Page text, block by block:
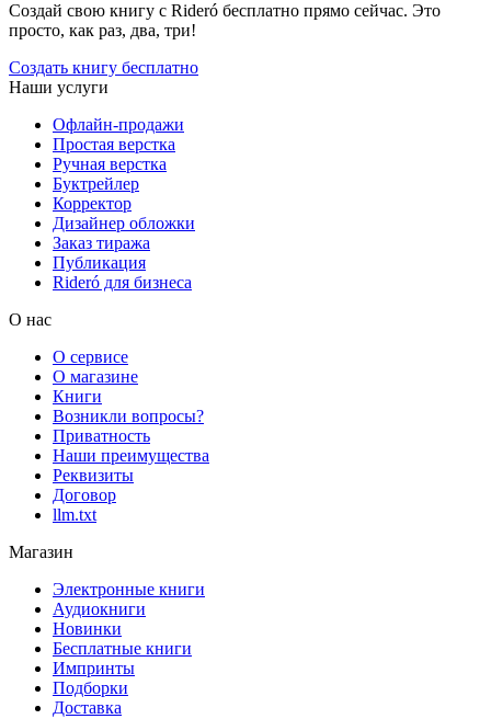
Создай свою книгу с Rideró бесплатно прямо сейчас. Это
просто, как раз, два, три!
Создать книгу бесплатно
Наши услуги
Офлайн-продажи
Простая верстка
Ручная верстка
Буктрейлер
Корректор
Дизайнер обложки
Заказ тиража
Публикация
Rideró для бизнеса
О нас
О сервисе
О магазине
Книги
Возникли вопросы?
Приватность
Наши преимущества
Реквизиты
Договор
llm.txt
Магазин
Электронные книги
Аудиокниги
Новинки
Бесплатные книги
Импринты
Подборки
Доставка